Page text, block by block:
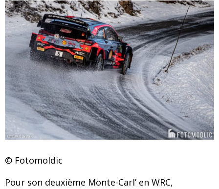
© Fotomoldic
Pour son deuxième Monte-Carl’ en WRC,